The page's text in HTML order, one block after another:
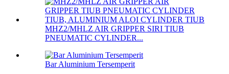
MHZ2/MHLZ AIR GRIPPER SIRI TIUB
PNEUMATIC CYLINDER...
Bar Aluminium Tersemperit